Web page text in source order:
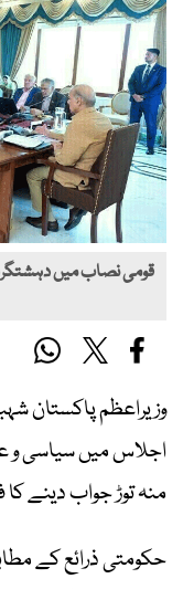
قومی نصاب میں
وزیراعظم پاکستان
اجلاس میں سیاسی
منہ توڑ جواب دینے کا
حکومتی ذرائع کے